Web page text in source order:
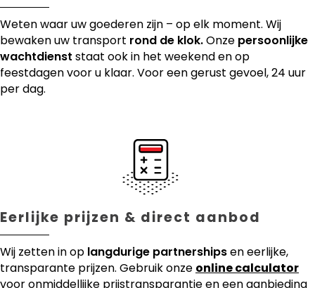
Weten waar uw goederen zijn – op elk moment. Wij
bewaken uw transport rond de klok.Onze persoonlijke
wachtdienst staat ook in het weekend en op
feestdagen voor u klaar. Voor een gerust gevoel, 24 uur
per dag.
Eerlijke prijzen & direct aanbod
Wij zetten in op langdurige partnershipsen eerlijke,
transparante prijzen. Gebruik onze online calculator
voor onmiddellijke prijstransparantie en een aanbieding